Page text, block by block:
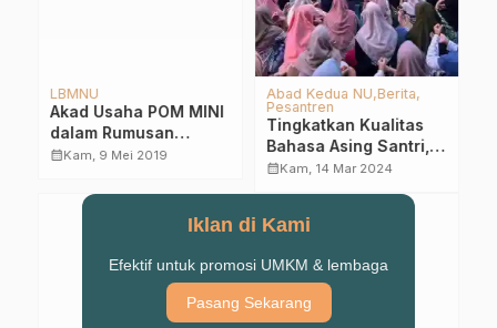
LBMNU
Akad Usaha POM MINI
dalam Rumusan
Bahtsul Masail LBM
calendar_monthKam, 9 Mei 2019
Abad Kedua NU Berita
Pesantren
Tingkatkan Kualitas
Bahasa Asing Santri,
LPBA Al-Yasini
calendar_monthKam, 14 Mar 2024
Iklan di Kami
Efektif untuk promosi UMKM & lembaga
Pasang Sekarang